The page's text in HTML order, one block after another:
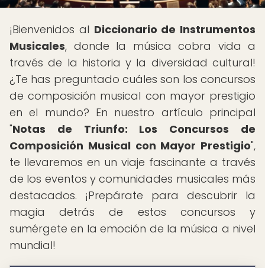
¡Bienvenidos al Diccionario de Instrumentos
Musicales, donde la música cobra vida a
través de la historia y la diversidad cultural!
¿Te has preguntado cuáles son los concursos
de composición musical con mayor prestigio
en el mundo? En nuestro artículo principal
"Notas de Triunfo: Los Concursos de
Composición Musical con Mayor Prestigio",
te llevaremos en un viaje fascinante a través
de los eventos y comunidades musicales más
destacados. ¡Prepárate para descubrir la
magia detrás de estos concursos y
sumérgete en la emoción de la música a nivel
mundial!